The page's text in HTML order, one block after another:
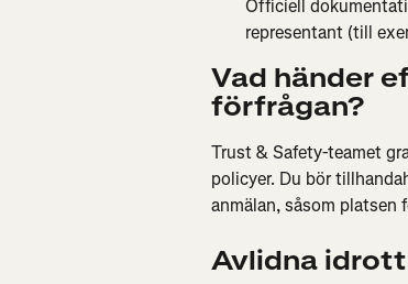
Officiell
representant (till
Vad händer
förfrågan?
Trust & Safety-teamet
policyer. Du bör
anmälan, såsom platsen
Avlidna